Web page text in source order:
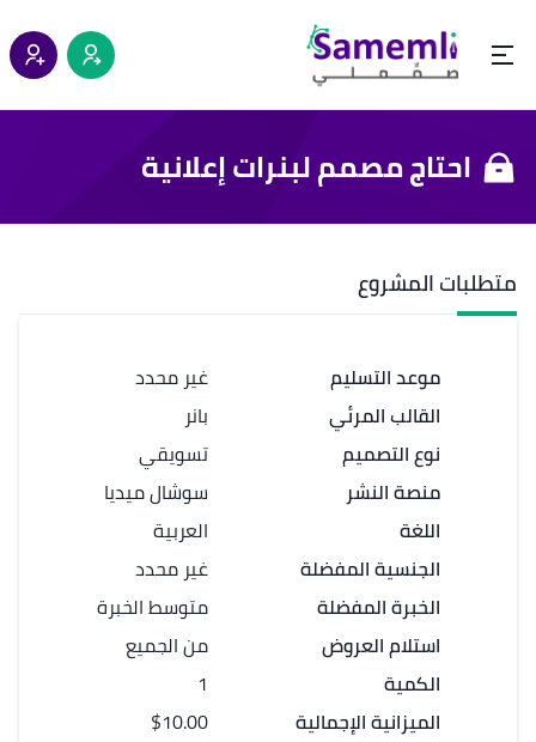
احتاج مصمم لبنرات إعلانية
متطلبات المشروع
موعد التسليم
القالب المرئي
نوع التصميم
منصة النشر
اللغة
الجنسية المفضلة
الخبرة المفضلة
استلام العروض
الكمية
الميزانية الإجمالية
غير محدد
بانر
تسويقي
سوشال ميديا
العربية
غير محدد
متوسط الخبرة
من الجميع
1
$10.00